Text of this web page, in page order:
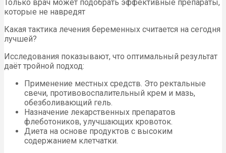
Только врач может подобрать эффективные препараты,
которые не навредят
Какая тактика лечения беременных считается на сегодня
лучшей?
Исследования показывают, что оптимальный результат
даёт тройной подход:
Применение местных средств. Это ректальные
свечи, противовоспалительный крем и мазь,
обезболивающий гель.
Назначение лекарственных препаратов
флеботоников, улучшающих кровоток.
Диета на основе продуктов с высоким
содержанием клетчатки.